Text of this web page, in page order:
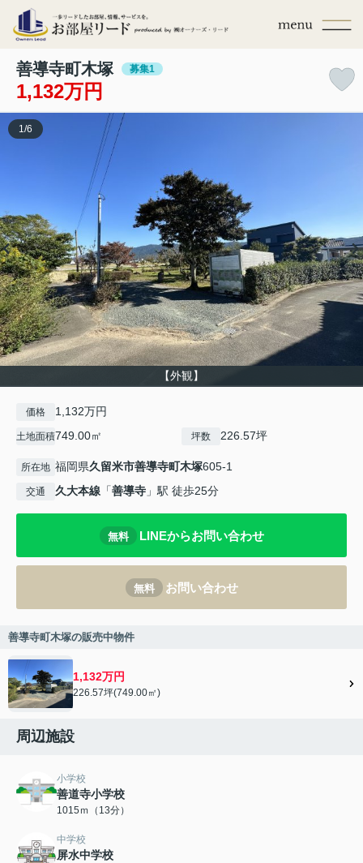
善導寺町木塚 募集1
1,132万円
【外観】
1 /6
価格 1,132万円
土地面積749.00㎡ 坪数 226.57坪
所在地 福岡県久留米市善導寺町木塚605-1
交通 久大本線 「善導寺 」駅 徒歩25分
無料 LINEからお問い合わせ
無料 お問い合わせ
善導寺町木塚の販売中物件
1,132万円
226.57坪(749.00㎡)
周辺施設
小学校
善道寺小学校
1015ｍ（13分）
中学校
屏水中学校